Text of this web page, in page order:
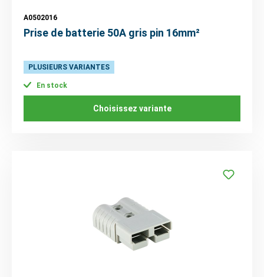
A0502016
Prise de batterie 50A gris pin 16mm²
PLUSIEURS VARIANTES
En stock
Choisissez variante